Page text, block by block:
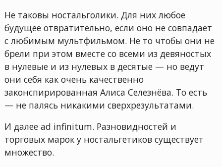
Не таковы ностальголики. Для них любое
будущее отвратительно, если оно не совпадает
с любимым мультфильмом. Не то чтобы они не
брели при этом вместе со всеми из девяностых
в нулевые и из нулевых в десятые — но ведут
они себя как очень качественно
законспирированная Алиса Селезнёва. То есть
— не палясь никакими сверхрезультатами.
И далее ad infinitum. Разновидностей и
торговых марок у ностальгетиков существует
множество.